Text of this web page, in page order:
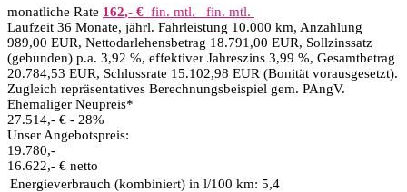
monatliche Rate 162,- € fin. mtl.
fin. mtl.
Laufzeit 36 Monate, jährl. Fahrleistung 10.000 km, Anzahlung
989,00 EUR, Nettodarlehensbetrag 18.791,00 EUR, Sollzinssatz
(gebunden) p.a. 3,92 %, effektiver Jahreszins 3,99 %, Gesamtbetrag
20.784,53 EUR, Schlussrate 15.102,98 EUR (Bonität vorausgesetzt).
Zugleich repräsentatives Berechnungsbeispiel gem. PAngV.
Ehemaliger Neupreis*
27.514,- € - 28%
Unser Angebotspreis:
19.780,-
16.622,- € netto
Energieverbrauch (kombiniert) in l/100 km: 5,4